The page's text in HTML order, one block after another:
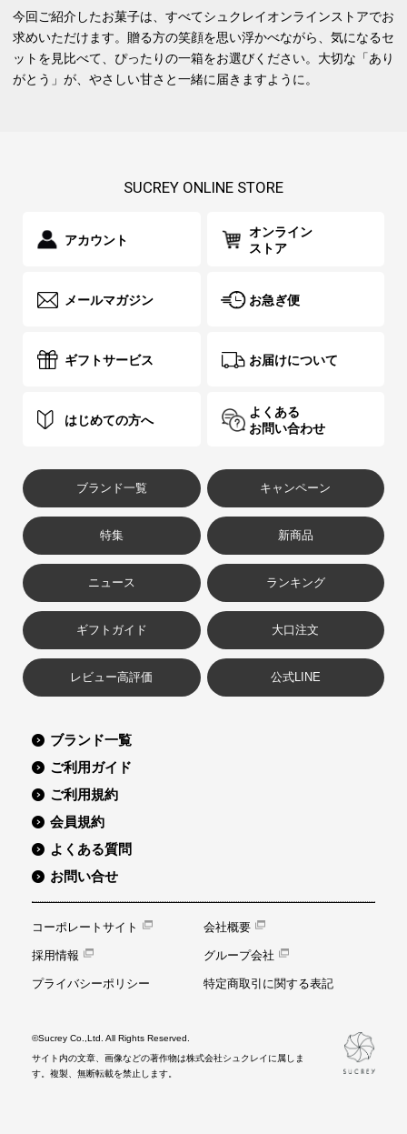
今回ご紹介したお菓子は、すべてシュクレイオンラインストアでお
求めいただけます。贈る方の笑顔を思い浮かべながら、気になるセ
ットを見比べて、ぴったりの一箱をお選びください。大切な「あり
がとう」が、やさしい甘さと一緒に届きますように。
SUCREY ONLINE STORE
アカウント
オンライン
ストア
メールマガジン お急ぎ便
ギフトサービス お届けについて
はじめての方へ
よくある
お問い合わせ
ブランド一覧 キャンペーン
特集 新商品
ニュース ランキング
ギフトガイド 大口注文
レビュー高評価 公式LINE
ブランド一覧
ご利用ガイド
ご利用規約
会員規約
よくある質問
お問い合せ
コーポレートサイト 会社概要
採用情報 グループ会社
プライバシーポリシー 特定商取引に関する表記
©Sucrey Co.,Ltd. All Rights Reserved.
サイト内の文章、画像などの著作物は株式会社シュクレイに属しま
す。複製、無断転載を禁止します。